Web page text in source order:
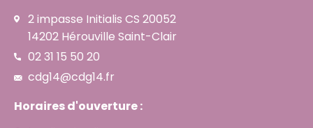
2 impasse Initialis CS 20052
14202 Hérouville Saint-Clair
02 31 15 50 20
cdg14@cdg14.fr
Horaires d'ouverture :